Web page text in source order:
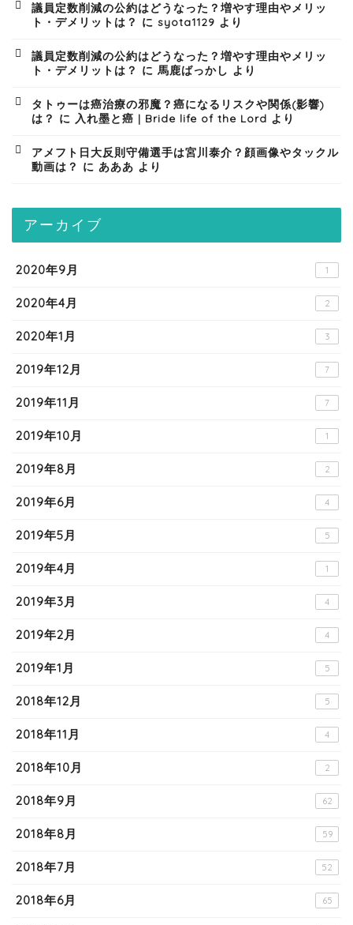
議員定数削減の公約はどうなった？増やす理由やメリッ
ト・デメリットは？ に syota1129 より
議員定数削減の公約はどうなった？増やす理由やメリッ
ト・デメリットは？ に 馬鹿ばっかし より
タトゥーは癌治療の邪魔？癌になるリスクや関係(影響)
は？ に 入れ墨と癌 | Bride life of the Lord より
アメフト日大反則守備選手は宮川泰介？顔画像やタックル
動画は？ に あああ より
アーカイブ
2020年9月 1
2020年4月 2
2020年1月 3
2019年12月 7
2019年11月 7
2019年10月 1
2019年8月 2
2019年6月 4
2019年5月 5
2019年4月 1
2019年3月 4
2019年2月 4
2019年1月 5
2018年12月 5
2018年11月 4
2018年10月 2
2018年9月 62
2018年8月 59
2018年7月 52
2018年6月 65